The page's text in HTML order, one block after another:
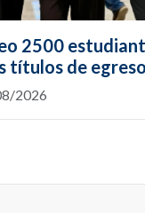
2500
títulos de egreso
2026